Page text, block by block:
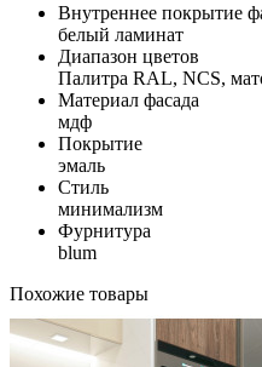
Внутреннее покрытие
белый ламинат
Диапазон цветов
Палитра RAL, NCS,
Материал фасада
мдф
Покрытие
эмаль
Стиль
минимализм
Фурнитура
blum
Похожие товары